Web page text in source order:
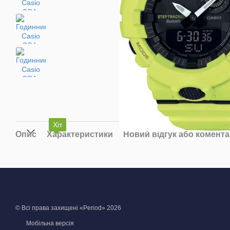
Хіт
Опис Характеристики Новий відгук або
© Всі права захищені «Period» 2026
Мобільна версія